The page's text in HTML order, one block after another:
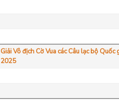
Giải Vô địch Cờ Vua các Câu lạc bộ Quốc
2025